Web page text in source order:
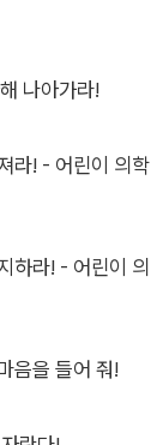
나아가라!
라! - 어린이 의학
하라! - 어린이 의
음을 들어 줘!